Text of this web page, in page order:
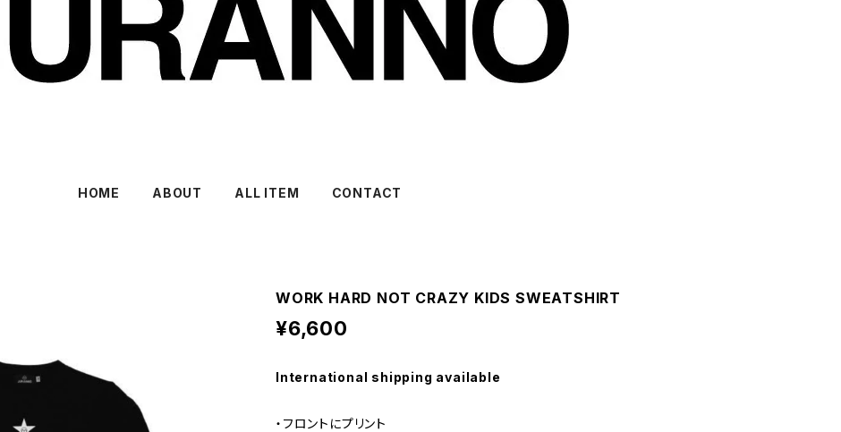
HOME ABOUT ALL ITEM CONTACT
WORK HARD NOT CRAZY KIDS SWEATSHIRT
¥6,600
International shipping available
・フロントにプリント